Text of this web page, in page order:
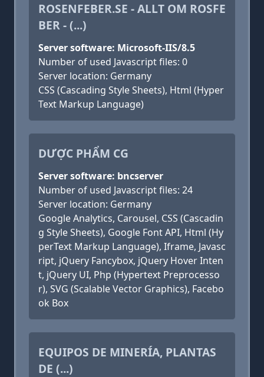
ROSENFEBER.SE - ALLT OM ROSFE
BER - (...)
Server software: Microsoft-IIS/8.5
Number of used Javascript files: 0
Server location: Germany
CSS (Cascading Style Sheets), Html (Hyper
Text Markup Language)
DƯỢC PHẨM CG
Server software: bncserver
Number of used Javascript files: 24
Server location: Germany
Google Analytics, Carousel, CSS (Cascadin
g Style Sheets), Google Font API, Html (Hy
perText Markup Language), Iframe, Javasc
ript, jQuery Fancybox, jQuery Hover Inten
t, jQuery UI, Php (Hypertext Preprocesso
r), SVG (Scalable Vector Graphics), Facebo
ok Box
EQUIPOS DE MINERÍA, PLANTAS
DE (...)